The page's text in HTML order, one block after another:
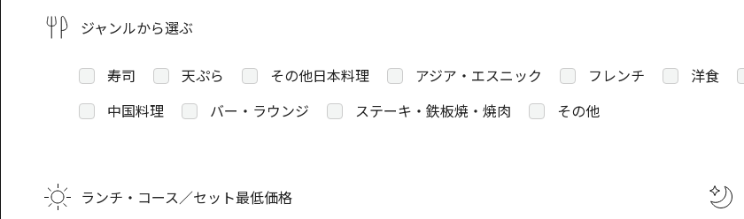
ジャンルから選ぶ
寿司 天ぷら その他日本料理 アジア・エスニック フレンチ 洋食
中国料理
バー・ラウンジ ステーキ・鉄板焼・焼肉 その他
ランチ・コース／セット最低価格